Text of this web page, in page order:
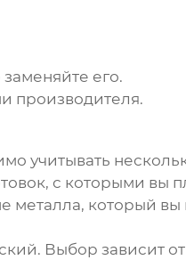
его.
производителя.
учитывать
с которыми вы
металла, который вы
Выбор зависит